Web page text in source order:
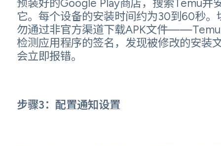
预装好的Google Play商店，搜索Temu并
它。每个设备的安装时间约为30到60秒。
勿通过非官方渠道下载APK文件
检测应用程序的签名，发现被修改的安装
会立即报错。
步骤3：配置通知设置